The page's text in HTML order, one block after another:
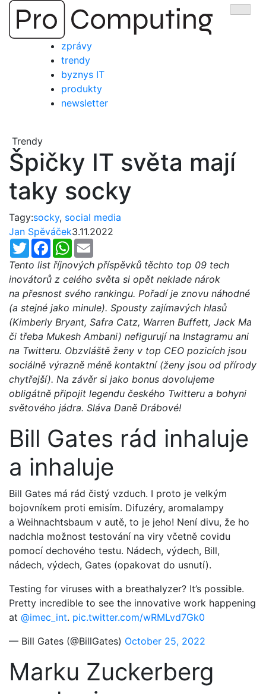
Přejít
obsah
zprávy
trendy
byznys IT
produkty
newsletter
Trendy
Špičky IT světa mají
taky socky
Tagy:socky, social media
Jan Spěváček3.11.2022
TwitterFacebookWhatsApp
Tento list říjnových příspěvků těchto top 09 tech
inovátorů z celého světa si opět neklade nárok
na přesnost svého rankingu. Pořadí je znovu náhodné
(a stejné jako minule). Spousty zajímavých hlasů
(Kimberly Bryant, Safra Catz, Warren Buffett, Jack Ma
či třeba Mukesh Ambani) nefigurují na Instagramu ani
na Twitteru. Obzvláště ženy v top CEO pozicích jsou
sociálně výrazně méně kontaktní (ženy jsou od přírody
chytřejší). Na závěr si jako bonus dovolujeme
obligátně připojit legendu českého Twitteru a bohyni
světového jádra. Sláva Daně Drábové!
Bill Gates rád inhaluje
a inhaluje
Bill Gates má rád čistý vzduch. I proto je velkým
bojovníkem proti emisím. Difuzéry, aromalampy
a Weihnachtsbaum v autě, to je jeho! Není divu, že ho
nadchla možnost testování na viry včetně covidu
pomocí dechového testu. Nádech, výdech, Bill,
nádech, výdech, Gates (opakovat do usnutí).
Testing for viruses with a breathalyzer? It’s possible.
Pretty incredible to see the innovative work happening
at @imec_int. pic.twitter.com/wRMLvd7Gk0
— Bill Gates (@BillGates) October 25, 2022
Marku Zuckerberg